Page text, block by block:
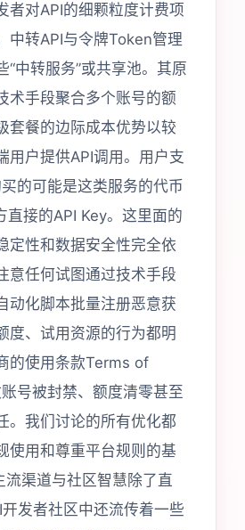
者对API的细颗粒度计费项
中转API与令牌Token管理
“中转服务”或共享池。其原
术手段聚合多个账号的额
套餐的边际成本优势以较
用户提供API调用。用户支
的可能是这类服务的代币
直接的API Key。这里面的
定性和数据安全性完全依
意任何试图通过技术手段
动化脚本批量注册恶意获
度、试用资源的行为都明
的使用条款Terms of
号被封禁、额度清零甚至
。我们讨论的所有优化都
使用和尊重平台规则的基
渠道与社区智慧除了直
发者社区中还流传着一些